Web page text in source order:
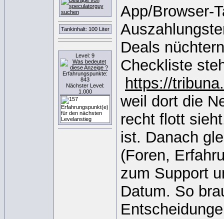
Tankinhalt: 100 Liter
Level: 9
Erfahrungspunkte:
843
Nächster Level:
1.000
App/Browser-
Deals
Checkliste
https://
weil dort die
recht flott
ist. Danach
(Foren,
zum Support
Datum. So